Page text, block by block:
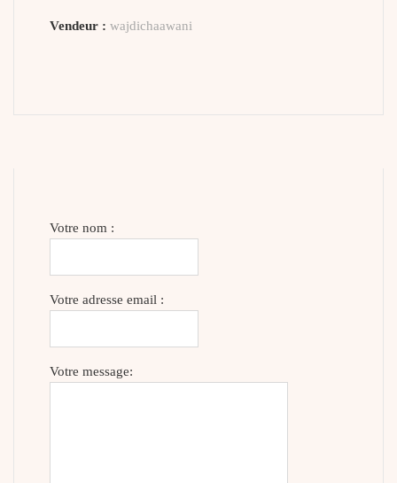
Vendeur : wajdichaawani
Votre nom :
Votre adresse email :
Votre message: